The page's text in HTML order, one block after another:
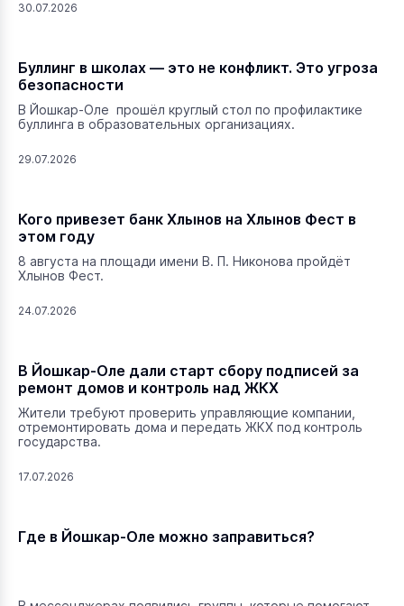
30.07.2026
Буллинг в школах — это не конфликт. Это угроза
безопасности
В Йошкар-Оле прошёл круглый стол по профилактике
буллинга в образовательных организациях.
29.07.2026
Кого привезет банк Хлынов на Хлынов Фест в
этом году
8 августа на площади имени В. П. Никонова пройдёт
Хлынов Фест.
24.07.2026
В Йошкар-Оле дали старт сбору подписей за
ремонт домов и контроль над ЖКХ
Жители требуют проверить управляющие компании,
отремонтировать дома и передать ЖКХ под контроль
государства.
17.07.2026
Где в Йошкар-Оле можно заправиться?